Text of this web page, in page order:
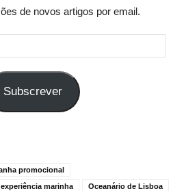
de novos artigos por email.
Subscrever
promocional
experiência marinha
Oceanário de Lisboa